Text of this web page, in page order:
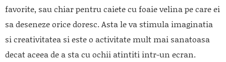
favorite, sau chiar pentru caiete cu foaie velina pe care ei
sa deseneze orice doresc. Asta le va stimula imaginatia
si creativitatea si este o activitate mult mai sanatoasa
decat aceea de a sta cu ochii atintiti intr-un ecran.